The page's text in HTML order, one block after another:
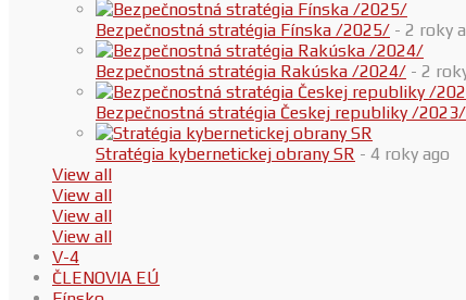
Bezpečnostná stratégia Fínska /2025/ - 2 roky
Bezpečnostná stratégia Rakúska /2024/ - 2
Bezpečnostná stratégia Českej republiky /2023/
Stratégia kybernetickej obrany SR - 4 roky ago
View all
View all
View all
View all
V-4
ČLENOVIA EÚ